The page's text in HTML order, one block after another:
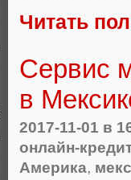
Читать
Сервис
в
2017-11-01 в
онлайн-
Америка,